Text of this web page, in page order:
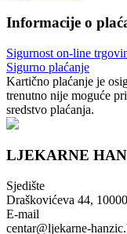
Informacije o
Sigurnost on-line
Sigurno plaćanje
Kartično plaćanje je
trenutno nije moguće
sredstvo plaćanja.
LJEKARNE
Sjedište
Draškovićeva 44,
E-mail
centar@ljekarne-